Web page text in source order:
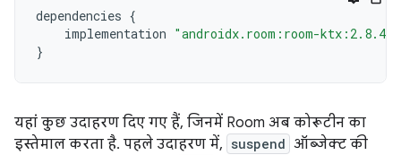
dependencies {
implementation "androidx.room:room-ktx:2.8.4"
}
यहां कुछ उदाहरण दिए गए हैं, जिनमें Room अब कोरूटीन का
इस्तेमाल करता है. पहले उदाहरण में, suspend ऑब्जेक्ट की